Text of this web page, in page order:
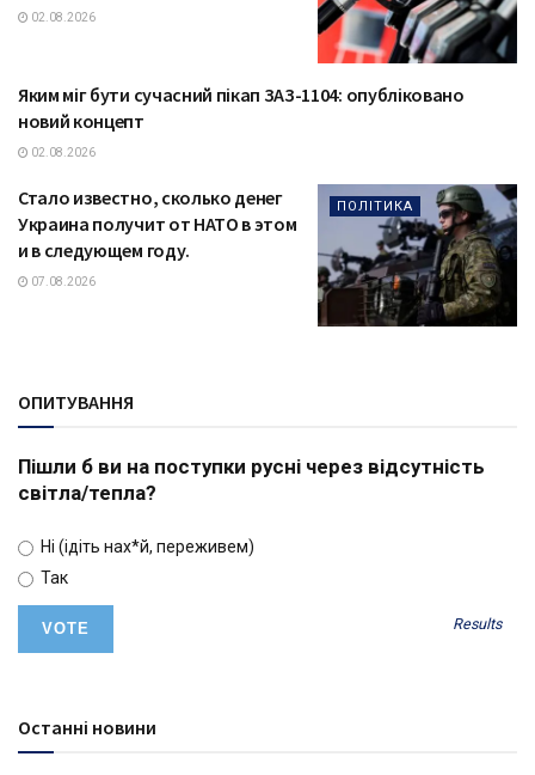
02.08.2026
ТЕХНОЛОГІЇ
Яким міг бути сучасний пікап ЗАЗ-1104: опубліковано
новий концепт
02.08.2026
ПОЛІТИКА
Стало известно, сколько денег
Украина получит от НАТО в этом
и в следующем году.
07.08.2026
ОПИТУВАННЯ
Пішли б ви на поступки русні через відсутність
світла/тепла?
Ні (ідіть нах*й, переживем)
Так
Results
Останні новини